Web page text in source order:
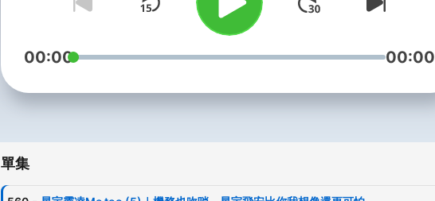
長後...到過印度、沙烏地阿拉
伯、中國大陸、以及日本，現任
職於 越南航空公司 波音787機
型男機長瘋狂詹姆士飛行日
日本天馬航空，2015年再出版
姆士の東洋戰記》 2019年網友催
00:00 00:00
單集